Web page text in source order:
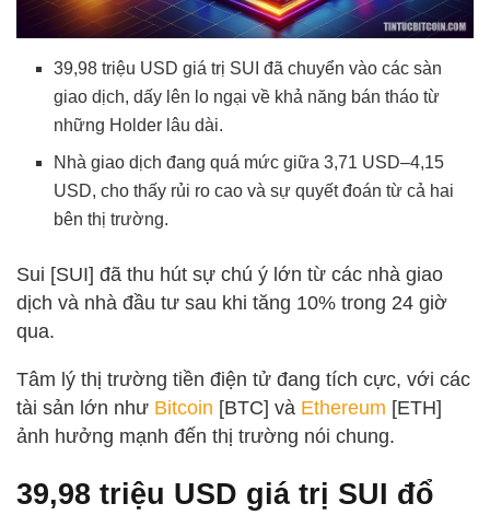
39,98 triệu USD giá trị SUI đã chuyển vào các sàn
giao dịch, dấy lên lo ngại về khả năng bán tháo từ
những Holder lâu dài.
Nhà giao dịch đang quá mức giữa 3,71 USD–4,15
USD, cho thấy rủi ro cao và sự quyết đoán từ cả hai
bên thị trường.
Sui [SUI] đã thu hút sự chú ý lớn từ các nhà giao
dịch và nhà đầu tư sau khi tăng 10% trong 24 giờ
qua.
Tâm lý thị trường tiền điện tử đang tích cực, với các
tài sản lớn như Bitcoin [BTC] và Ethereum [ETH]
ảnh hưởng mạnh đến thị trường nói chung.
39,98 triệu USD giá trị SUI đổ